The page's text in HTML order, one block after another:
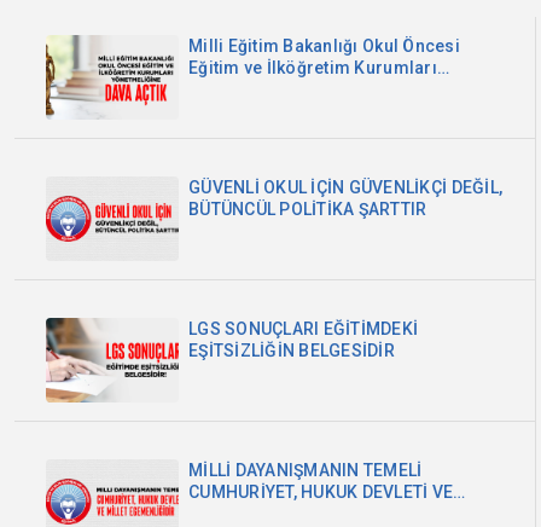
Milli Eğitim Bakanlığı Okul Öncesi
Eğitim ve İlköğretim Kurumları
GÜVENLİ OKUL İÇİN GÜVENLİKÇİ DEĞİL,
BÜTÜNCÜL POLİTİKA ŞARTTIR
LGS SONUÇLARI EĞİTİMDEKİ
EŞİTSİZLİĞİN BELGESİDİR
MİLLİ DAYANIŞMANIN TEMELİ
CUMHURİYET, HUKUK DEVLETİ VE